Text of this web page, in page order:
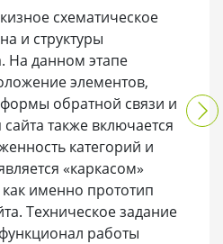
схематическое
и структуры
На данном этапе
элементов,
обратной связи и
также включается
категорий и
«каркасом»
как именно прототип
Техническое задание
работы